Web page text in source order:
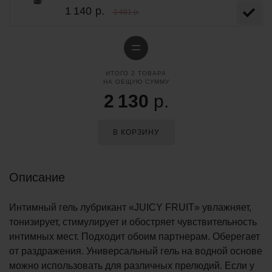
1 140 р. 1 481 р.
=
ИТОГО 2
ТОВАРА
НА ОБЩУЮ СУММУ
2 130 р.
В КОРЗИНУ
Описание
Интимный гель лубрикант «JUICY FRUIT» увлажняет,
тонизирует, стимулирует и обостряет чувствительность
интимных мест. Подходит обоим партнерам. Оберегает
от раздражения. Универсальный гель на водной основе
можно использовать для различных прелюдий. Если у